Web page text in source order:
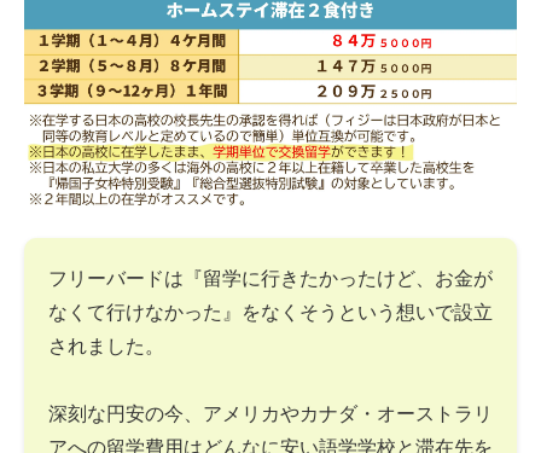
フリーバードは『留学に行きたかったけど、お金が
なくて行けなかった』をなくそうという想いで設立
されました。
深刻な円安の今、アメリカやカナダ・オーストラリ
アへの留学費用はどんなに安い語学学校と滞在先を